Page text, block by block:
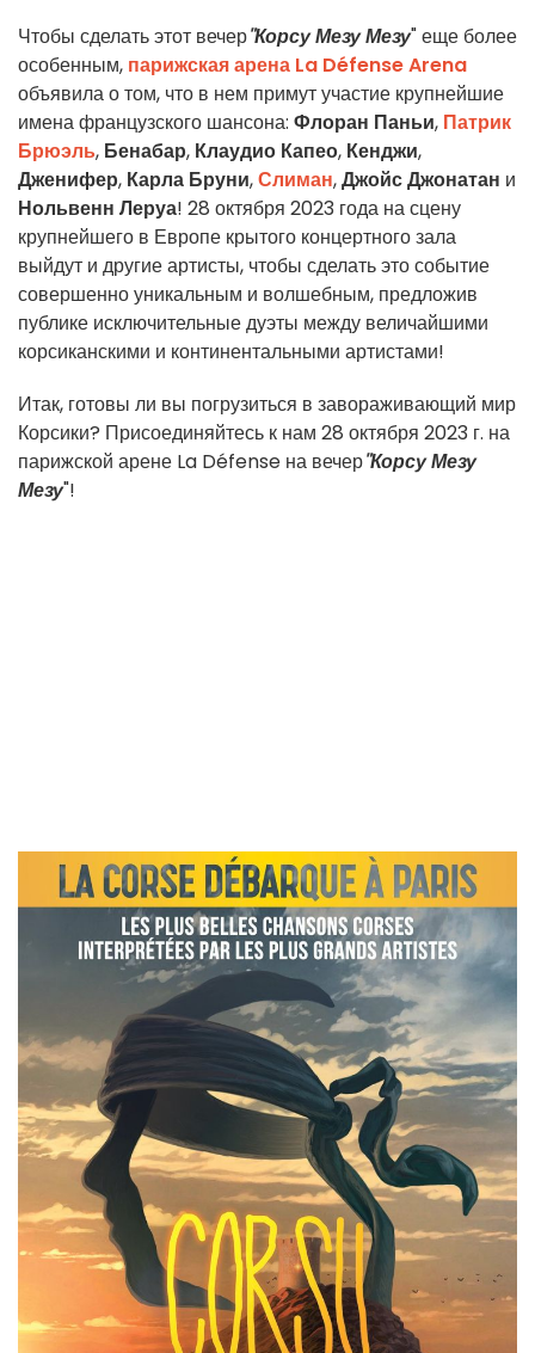
Чтобы сделать этот вечер"Корсу Мезу Мезу" еще более
особенным, парижская арена La Défense Arena
объявила о том, что в нем примут участие крупнейшие
имена французского шансона: Флоран Паньи, Патрик
Брюэль, Бенабар, Клаудио Капео, Кенджи,
Дженифер, Карла Бруни,Слиман,Джойс Джонатан и
Нольвенн Леруа! 28 октября 2023 года на сцену
крупнейшего в Европе крытого концертного зала
выйдут и другие артисты, чтобы сделать это событие
совершенно уникальным и волшебным, предложив
публике исключительные дуэты между величайшими
корсиканскими и континентальными артистами!
Итак, готовы ли вы погрузиться в завораживающий мир
Корсики? Присоединяйтесь к нам 28 октября 2023 г. на
парижской арене La Défense на вечер"Корсу Мезу
Мезу"!